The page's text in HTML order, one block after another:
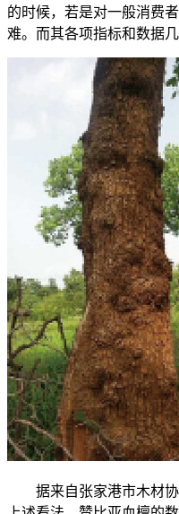
的时候，若是对一般消费
难。而其各项指标和数据
据来自张家港市木材协